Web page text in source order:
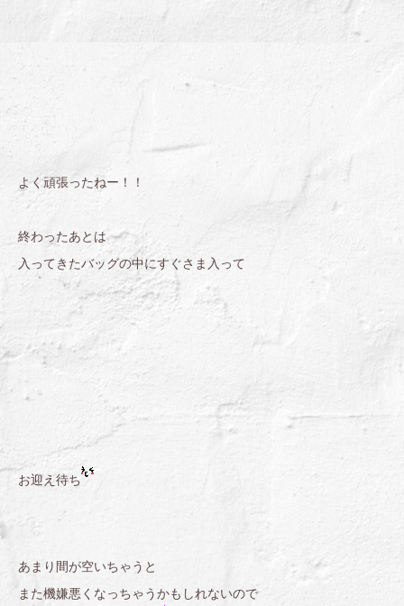
よく頑張ったねー！！
終わったあとは
入ってきたバッグの中にすぐさま入って
お迎え待ち
あまり間が空いちゃうと
また機嫌悪くなっちゃうかもしれないので